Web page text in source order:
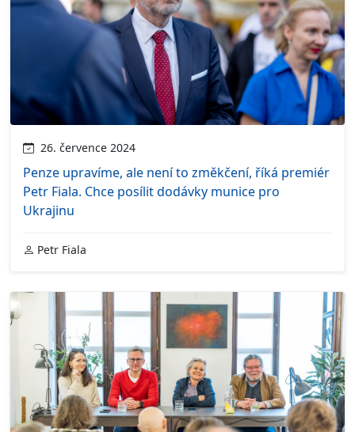
26. července 2024
Penze upravíme, ale není to změkčení, říká premiér
Petr Fiala. Chce posílit dodávky munice pro
Ukrajinu
Petr Fiala